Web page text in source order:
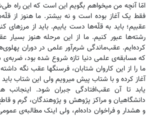
امّا آنچه من میخواهم بگویم این است که این راه
فقط یک آغاز بوده است و نه بیشتر. ما هنوز از
عقبیم؛ باید به قلّه‌ها دست یابیم. باید از مرزهای
رشته‌ها عبور کنیم. ما از این مرحله هنوز بسیار
کرده‌ایم. عقب‌ماندگی شرم‌آور علمی در دوران
که مسابقه‌ی علمی دنیا تازه شروع شده بود، ضربه‌ی
ما را از این کاروان شتابان، فرسنگها عقب نگه
‌آغاز کرده و با شتاب پیش میرویم ولی این شتاب باید
یابد تا آن عقب‌افتادگی جبران شود. اینجانب
دانشگاهیان و مراکز پژوهش و پژوهندگان، گرم و
و هشدار و فراخوان داده‌ام، ولی اینک مطالبه‌ی